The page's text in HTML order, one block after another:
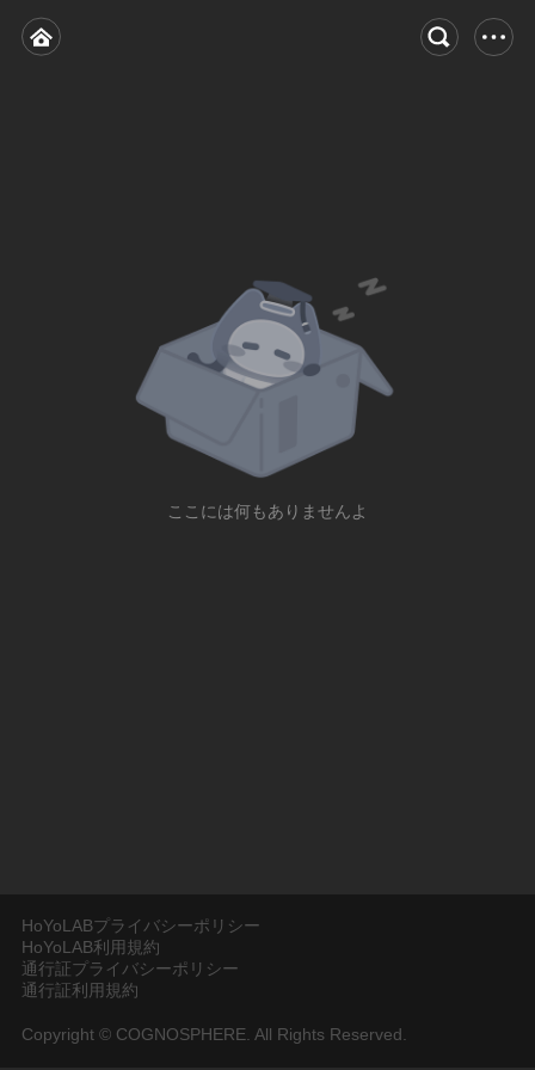
ここには何もありませんよ
HoYoLABプライバシーポリシー
HoYoLAB利用規約
通行証プライバシーポリシー
通行証利用規約
Copyright © COGNOSPHERE. All Rights Reserved.